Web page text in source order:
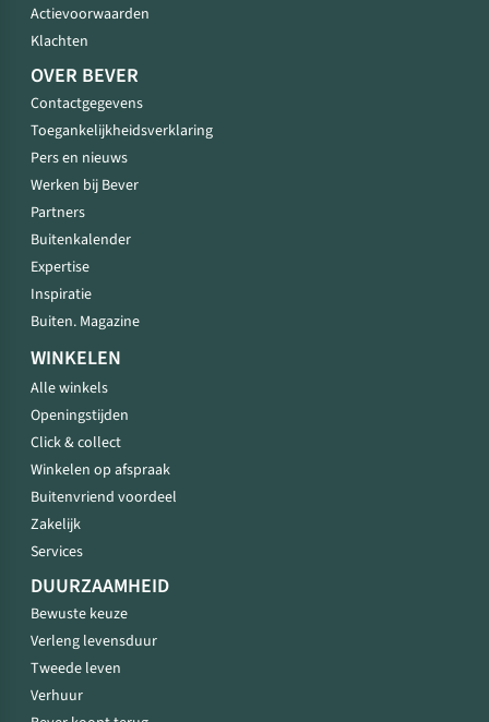
Actievoorwaarden
Klachten
OVER BEVER
Contactgegevens
Toegankelijkheidsverklaring
Pers en nieuws
Werken bij Bever
Partners
Buitenkalender
Expertise
Inspiratie
Buiten. Magazine
WINKELEN
Alle winkels
Openingstijden
Click & collect
Winkelen op afspraak
Buitenvriend voordeel
Zakelijk
Services
DUURZAAMHEID
Bewuste keuze
Verleng levensduur
Tweede leven
Verhuur